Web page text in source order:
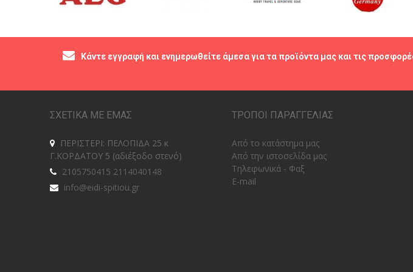
Κάντε εγγραφή και ενημερωθείτε άμεσα για τα προϊόντα μας και τις
ΣΧΕΤΙΚΑ ΜΕ ΕΜΑΣ
ΠΕΡΙΣΤΕΡΙ: ΠΕΛΟΠΙΔΑ 25 κ
Γ.ΚΟΡΔΑΤΟΥ 5 (αδιέξοδο στενό)
2105750415 2114040148
info@eidi-spitiou.gr
ΤΡΟΠΟΙ ΠΑΡΑΓΓΕΛΙΑΣ
Από το κατάστημα μας
Από την ιστοσελίδα μας
Tηλεφωνικά - Φαξ
E-mail